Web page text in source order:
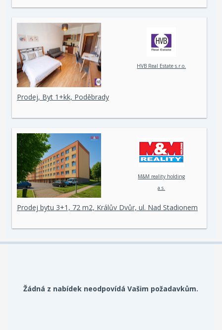
HVB Real Estate s.r.o.
Prodej, Byt 1+kk, Poděbrady
M&M reality holding
a.s.
Prodej bytu 3+1, 72 m2, Králův Dvůr, ul. Nad Stadionem
Žádná z nabídek neodpovídá Vašim požadavkům.